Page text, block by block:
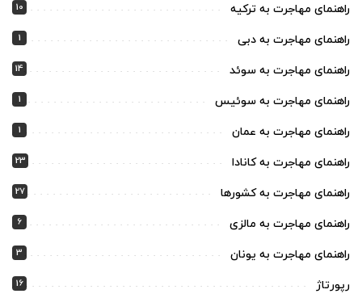
راهنمای مهاجرت به ترکیه 10
راهنمای مهاجرت به دبی 1
راهنمای مهاجرت به سوئد 14
راهنمای مهاجرت به سوئیس 1
راهنمای مهاجرت به عمان 1
راهنمای مهاجرت به کانادا 23
راهنمای مهاجرت به کشورها 27
راهنمای مهاجرت به مالزی 6
راهنمای مهاجرت به یونان 3
رپورتاژ 16